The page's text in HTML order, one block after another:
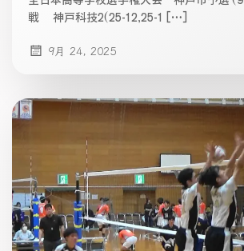
戦 神戸科技2(25-12,25-1 […]
9月 24, 2025